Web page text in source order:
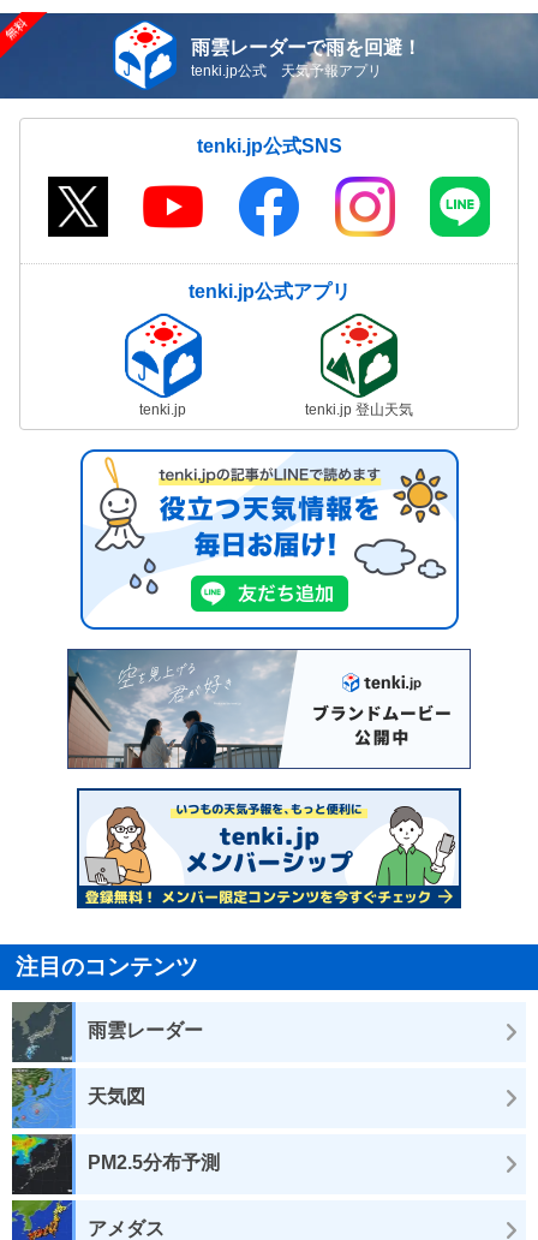
雨雲レーダーで雨を回避！
tenki.jp公式 天気予報アプリ
tenki.jp公式SNS
tenki.jp公式アプリ
tenki.jp tenki.jp 登山天気
注目のコンテンツ
雨雲レーダー
天気図
PM2.5分布予測
アメダス